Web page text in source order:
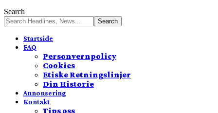
Search
Startside
FAQ
Personvernpolicy
Cookies
Etiske Retningslinjer
Din Historie
Annonsering
Kontakt
Tips oss